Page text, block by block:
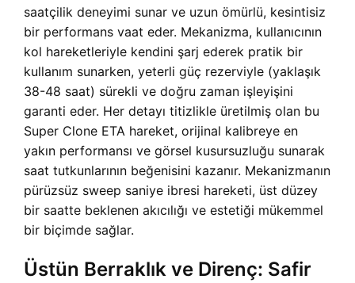
saatçilik deneyimi sunar ve uzun ömürlü, kesintisiz
bir performans vaat eder. Mekanizma, kullanıcının
kol hareketleriyle kendini şarj ederek pratik bir
kullanım sunarken, yeterli güç rezerviyle (yaklaşık
38-48 saat) sürekli ve doğru zaman işleyişini
garanti eder. Her detayı titizlikle üretilmiş olan bu
Super Clone ETA hareket, orijinal kalibreye en
yakın performansı ve görsel kusursuzluğu sunarak
saat tutkunlarının beğenisini kazanır. Mekanizmanın
pürüzsüz sweep saniye ibresi hareketi, üst düzey
bir saatte beklenen akıcılığı ve estetiği mükemmel
bir biçimde sağlar.
Üstün Berraklık ve Direnç: Safir